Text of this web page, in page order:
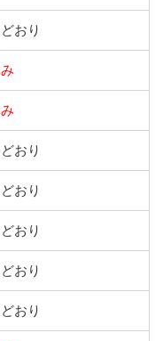
おり
おり
おり
おり
おり
おり